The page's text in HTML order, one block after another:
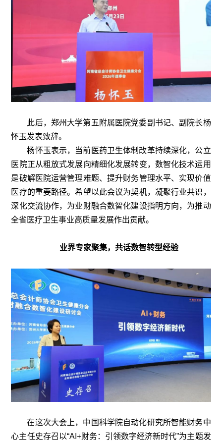
此后，郑州大学第五附属医院党委副书记、副院长杨
怀玉发表致辞。
杨怀玉表示，当前医药卫生体制改革持续深化，公立
医院正从粗放式发展向精细化发展转变，数智化技术运用
是破解医院运营管理难题、提升财务管理水平、实现价值
医疗的重要路径。希望以此会议为契机，凝聚行业共识，
深化交流协作，为业财融合数智化建设指明方向，为推动
全省医疗卫生事业高质量发展作出贡献。
业界专家聚集，共话数智转型经验
在这次大会上，中国科学院自动化研究所智能财务中
心主任史存召以“AI+财务：引领数字经济新时代”为主题发